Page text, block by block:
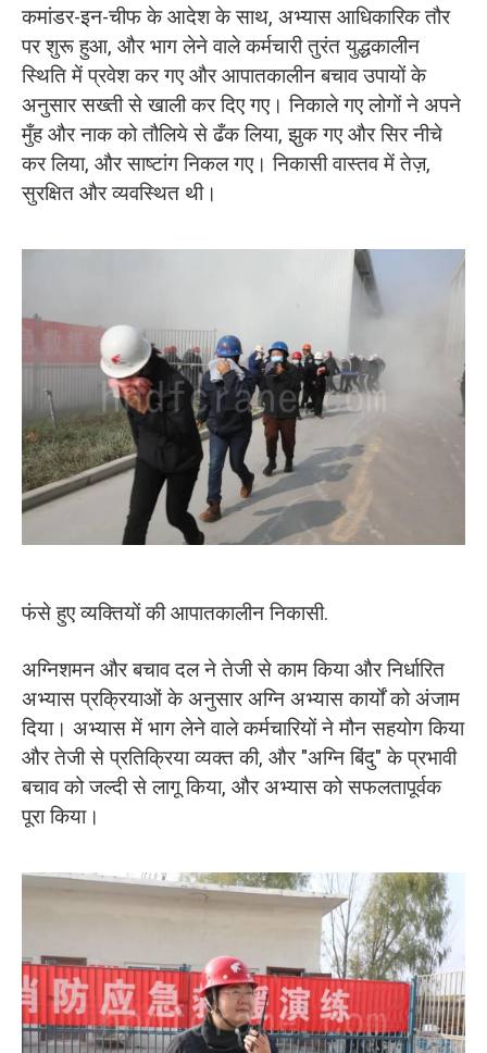
कमांडर-इन-चीफ के आदेश के साथ, अभ्यास आधिकारिक तौर
पर शुरू हुआ, और भाग लेने वाले कर्मचारी तुरंत युद्धकालीन
स्थिति में प्रवेश कर गए और आपातकालीन बचाव उपायों के
अनुसार सख्ती से खाली कर दिए गए। निकाले गए लोगों ने अपने
मुँह और नाक को तौलिये से ढँक लिया, झुक गए और सिर नीचे
कर लिया, और साष्टांग निकल गए। निकासी वास्तव में तेज़,
सुरक्षित और व्यवस्थित थी।
फंसे हुए व्यक्तियों की आपातकालीन निकासी.
अग्निशमन और बचाव दल ने तेजी से काम किया और निर्धारित
अभ्यास प्रक्रियाओं के अनुसार अग्नि अभ्यास कार्यों को अंजाम
दिया। अभ्यास में भाग लेने वाले कर्मचारियों ने मौन सहयोग किया
और तेजी से प्रतिक्रिया व्यक्त की, और "अग्नि बिंदु" के प्रभावी
बचाव को जल्दी से लागू किया, और अभ्यास को सफलतापूर्वक
पूरा किया।